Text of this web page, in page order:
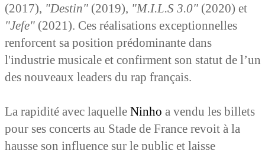
(2017), "Destin"(2019), "M.I.L.S 3.0"(2020) et
"Jefe" (2021). Ces réalisations exceptionnelles
renforcent sa position prédominante dans
l'industrie musicale et confirment son statut de l’un
des nouveaux leaders du rap français.
La rapidité avec laquelle Ninho a vendu les billets
pour ses concerts au Stade de France revoit à la
hausse son influence sur le public et laisse